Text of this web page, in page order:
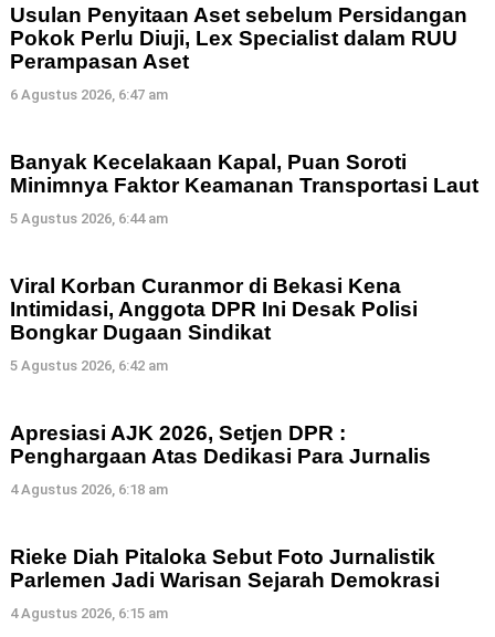
Usulan Penyitaan Aset sebelum Persidangan
Pokok Perlu Diuji, Lex Specialist dalam RUU
Perampasan Aset
6 Agustus 2026, 6:47 am
Banyak Kecelakaan Kapal, Puan Soroti
Minimnya Faktor Keamanan Transportasi Laut
5 Agustus 2026, 6:44 am
Viral Korban Curanmor di Bekasi Kena
Intimidasi, Anggota DPR Ini Desak Polisi
Bongkar Dugaan Sindikat
5 Agustus 2026, 6:42 am
Apresiasi AJK 2026, Setjen DPR :
Penghargaan Atas Dedikasi Para Jurnalis
4 Agustus 2026, 6:18 am
Rieke Diah Pitaloka Sebut Foto Jurnalistik
Parlemen Jadi Warisan Sejarah Demokrasi
4 Agustus 2026, 6:15 am